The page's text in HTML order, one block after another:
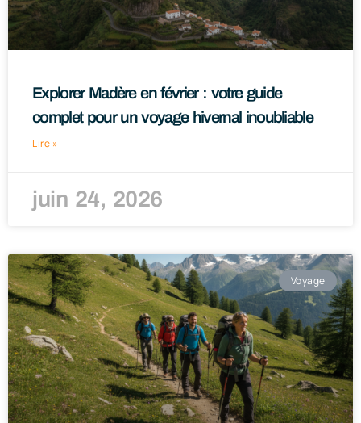
Explorer Madère en février : votre guide
complet pour un voyage hivernal inoubliable
Lire »
juin 24, 2026
Voyage